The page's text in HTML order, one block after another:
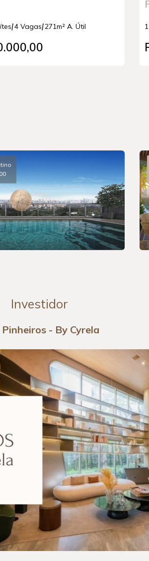
|4 Vagas|271m² A. Útil
Investidor
- By Cyrela